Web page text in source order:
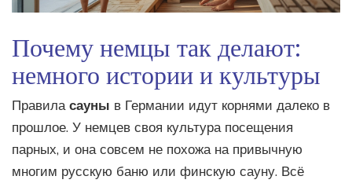
Почему немцы так делают:
немного истории и культуры
Правиласауны в Германии идут корнями далеко в
прошлое. У немцев своя культура посещения
парных, и она совсем не похожа на привычную
многим русскую баню или финскую сауну. Всё